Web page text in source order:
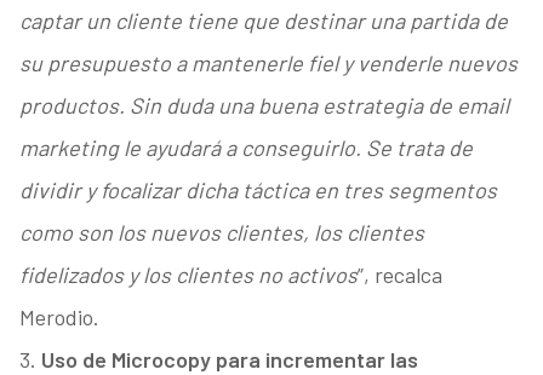
captar un cliente tiene que destinar una partida de
su presupuesto a mantenerle fiel y venderle nuevos
productos. Sin duda una buena estrategia de email
marketing le ayudará a conseguirlo. Se trata de
dividir y focalizar dicha táctica en tres segmentos
como son los nuevos clientes, los clientes
fidelizados y los clientes no activos”, recalca
Merodio.
3. Uso de Microcopy para incrementar las